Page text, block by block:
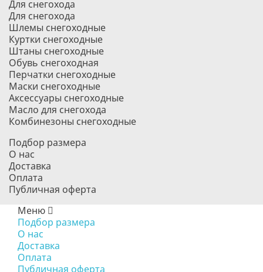
Для снегохода
Для снегохода
Шлемы снегоходные
Куртки снегоходные
Штаны снегоходные
Обувь снегоходная
Перчатки снегоходные
Маски снегоходные
Аксессуары снегоходные
Масло для снегохода
Комбинезоны снегоходные
Подбор размера
О нас
Доставка
Оплата
Публичная оферта
Меню
Подбор размера
О нас
Доставка
Оплата
Публичная оферта